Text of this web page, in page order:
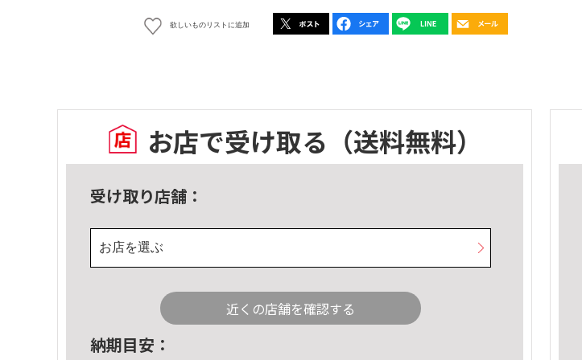
欲しいものリストに追加
お店で受け取る （送料無料）
受け取り店舗：
お店を選ぶ
近くの店舗を確認する
納期目安：